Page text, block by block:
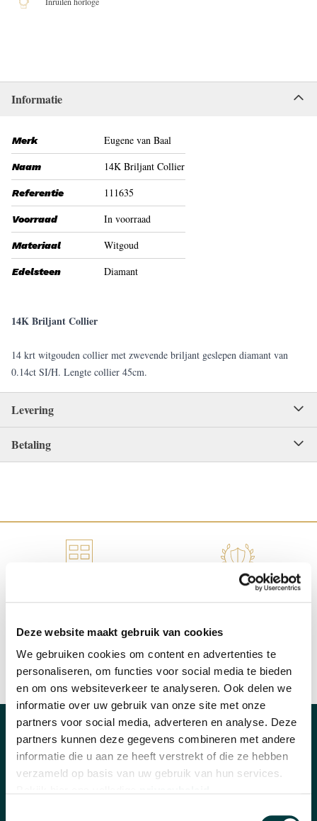
Deze website maakt gebruik van cookies
We gebruiken cookies om content en advertenties te
personaliseren, om functies voor social media te bieden
en om ons websiteverkeer te analyseren. Ook delen we
informatie over uw gebruik van onze site met onze
partners voor social media, adverteren en analyse. Deze
partners kunnen deze gegevens combineren met andere
informatie die u aan ze heeft verstrekt of die ze hebben
verzameld op basis van uw gebruik van hun services.
Informatie
Merk Eugene van Baal
Naam 14K Briljant Collier
Referentie 111635
Voorraad In voorraad
Materiaal Witgoud
Edelsteen Diamant
14K Briljant Collier
14 krt witgouden collier met zwevende briljant geslepen diamant van
0.14ct SI/H. Lengte collier 45cm.
Levering
Betaling
OFFICIEEL VERKOOPPUNT
CATEGORIEËN
Horloges